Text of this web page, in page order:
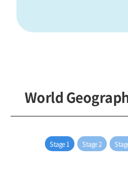
World
Stage 1 Stage 2